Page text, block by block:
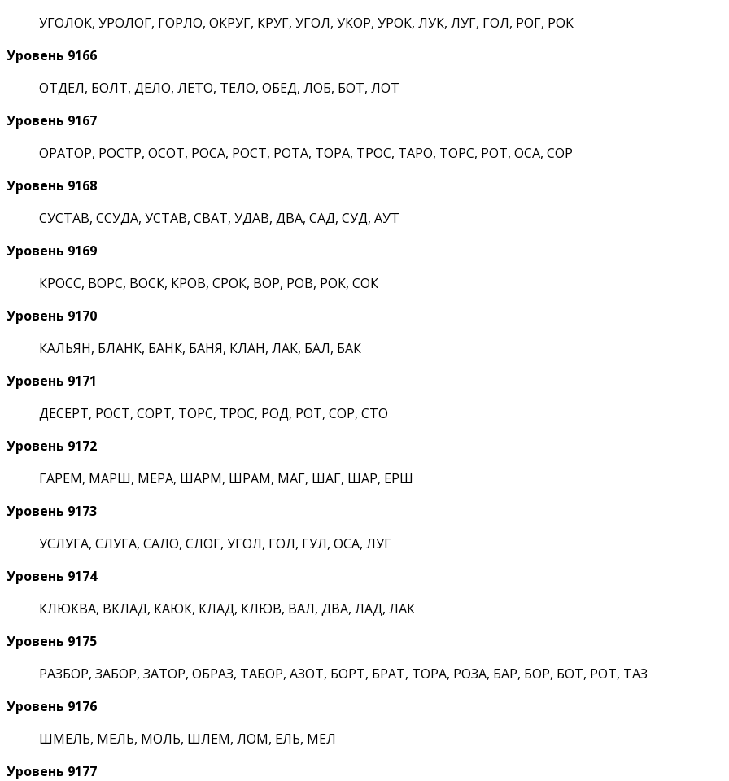
УГОЛОК, УРОЛОГ, ГОРЛО, ОКРУГ, КРУГ, УГОЛ, УКОР, УРОК, ЛУК, ЛУГ, ГОЛ, РОГ, РОК
Уровень 9166
ОТДЕЛ, БОЛТ, ДЕЛО, ЛЕТО, ТЕЛО, ОБЕД, ЛОБ, БОТ, ЛОТ
Уровень 9167
ОРАТОР, РОСТР, ОСОТ, РОСА, РОСТ, РОТА, ТОРА, ТРОС, ТАРО, ТОРС, РОТ, ОСА, СОР
Уровень 9168
СУСТАВ, ССУДА, УСТАВ, СВАТ, УДАВ, ДВА, САД, СУД, АУТ
Уровень 9169
КРОСС, ВОРС, ВОСК, КРОВ, СРОК, ВОР, РОВ, РОК, СОК
Уровень 9170
КАЛЬЯН, БЛАНК, БАНК, БАНЯ, КЛАН, ЛАК, БАЛ, БАК
Уровень 9171
ДЕСЕРТ, РОСТ, СОРТ, ТОРС, ТРОС, РОД, РОТ, СОР, СТО
Уровень 9172
ГАРЕМ, МАРШ, МЕРА, ШАРМ, ШРАМ, МАГ, ШАГ, ШАР, ЕРШ
Уровень 9173
УСЛУГА, СЛУГА, САЛО, СЛОГ, УГОЛ, ГОЛ, ГУЛ, ОСА, ЛУГ
Уровень 9174
КЛЮКВА, ВКЛАД, КАЮК, КЛАД, КЛЮВ, ВАЛ, ДВА, ЛАД, ЛАК
Уровень 9175
РАЗБОР, ЗАБОР, ЗАТОР, ОБРАЗ, ТАБОР, АЗОТ, БОРТ, БРАТ, ТОРА, РОЗА, БАР, БОР, БОТ, РОТ, ТАЗ
Уровень 9176
ШМЕЛЬ, МЕЛЬ, МОЛЬ, ШЛЕМ, ЛОМ, ЕЛЬ, МЕЛ
Уровень 9177